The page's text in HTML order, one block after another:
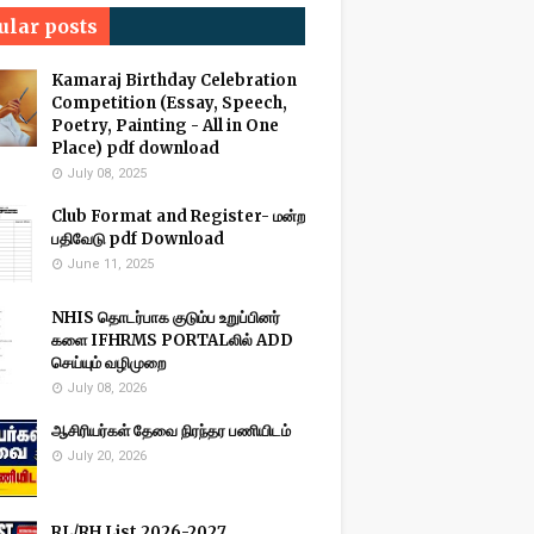
posts
Kamaraj Birthday Celebration
Competition (Essay, Speech,
Poetry, Painting - All in One
Place) pdf download
July 08, 2025
Club Format and Register- மன்ற
பதிவேடு pdf Download
June 11, 2025
NHIS தொடர்பாக குடும்ப உறுப்பினர்
களை IFHRMS PORTALலில் ADD
செய்யும் வழிமுறை
July 08, 2026
ஆசிரியர்கள் தேவை நிரந்தர பணியிடம்
July 20, 2026